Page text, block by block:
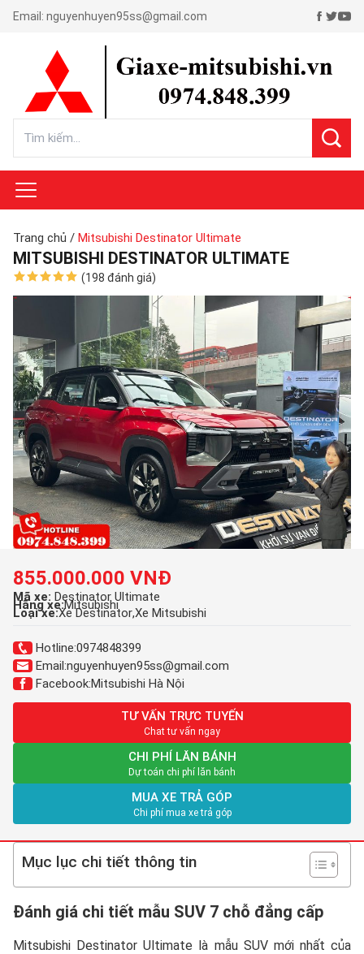
Email: nguyenhuyen95ss@gmail.com
Trang chủ / Mitsubishi Destinator Ultimate
MITSUBISHI DESTINATOR ULTIMATE
(198 đánh giá)
855.000.000 VNĐ
Mã xe: Destinator Ultimate
Hãng xe:Mitsubishi
Loại xe:Xe DestinatorXe Mitsubishi
Hotline:0974848399
Email:nguyenhuyen95ss@gmail.com
Facebook:Mitsubishi Hà Nội
TƯ VẤN TRỰC TUYẾN
Chat tư vấn ngay
CHI PHÍ LĂN BÁNH
Dự toán chi phí lăn bánh
MUA XE TRẢ GÓP
Chi phí mua xe trả góp
Mục lục chi tiết thông tin
Đánh giá chi tiết mẫu SUV 7 chỗ đẳng cấp
Mitsubishi Destinator Ultimate là mẫu SUV mới nhất của